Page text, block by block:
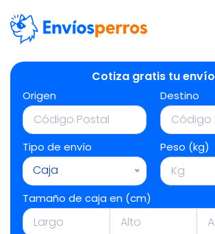
Cotiza gratis tu envío
Origen Destino
Tipo de envío
Caja
Peso (kg)
Tamaño de caja en (cm)